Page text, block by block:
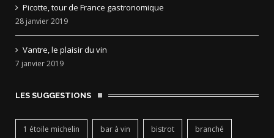
Picotte, tour de France gastronomique
28 janvier 2019
Vantre, le plaisir du vin
7 janvier 2019
LES SUGGESTIONS
1 étoile michelin bar à vin bistrot branché